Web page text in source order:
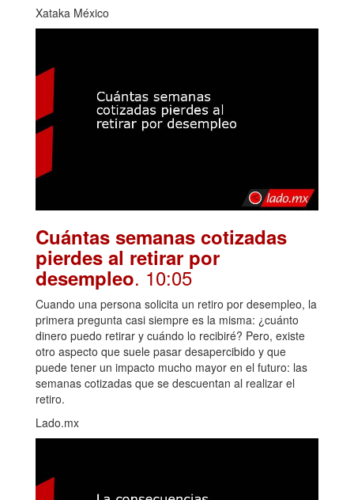
Xataka México
Cuántas semanas cotizadas
pierdes al retirar por
desempleo. 10:05
Cuando una persona solicita un retiro por desempleo, la
primera pregunta casi siempre es la misma: ¿cuánto
dinero puedo retirar y cuándo lo recibiré? Pero, existe
otro aspecto que suele pasar desapercibido y que
puede tener un impacto mucho mayor en el futuro: las
semanas cotizadas que se descuentan al realizar el
retiro.
Lado.mx